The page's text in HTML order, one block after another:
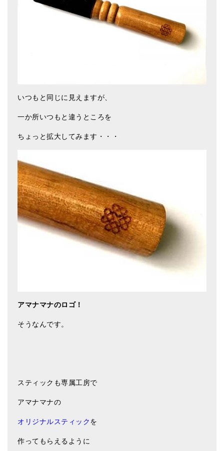
いつもと同じに見えますが、
一か所いつもと違うところを
ちょっと拡大してみます・・・
アマナマナのロゴ！
そうなんです。
スティックも専属工房で
アマナマナの
オリジナルスティックを
作ってもらえるように